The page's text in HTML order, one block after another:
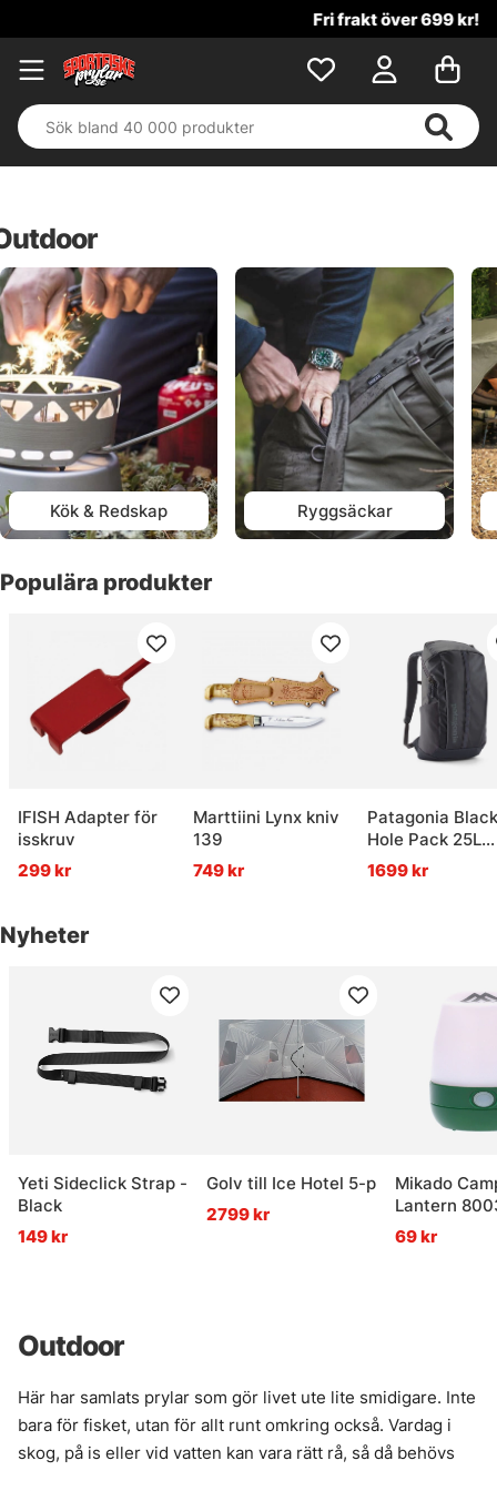
Fri frakt över 699 kr!
Kök & Redskap Ryggsäckar
Populära produkter
IFISH Adapter för
isskruv
299 kr
Marttiini Lynx kniv
139
749 kr
Patagonia
Hole Pack 25L
SMFO
1699 kr
Nyheter
Yeti Sideclick Strap -
Black
149 kr
Golv till Ice Hotel 5-p
2799 kr
Mikado
Lantern
69 kr
Outdoor
Här har samlats prylar som gör livet ute lite smidigare. Inte
bara för fisket, utan för allt runt omkring också. Vardag i
skog, på is eller vid vatten kan vara rätt rå, så då behövs